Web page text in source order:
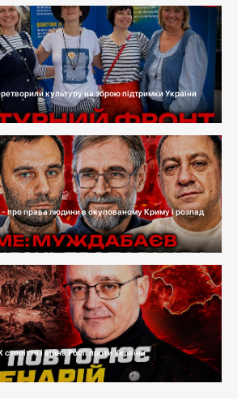
культуру на зброю підтримки України
про права людини в окупованому Криму і розпад
і війна Росії проти України